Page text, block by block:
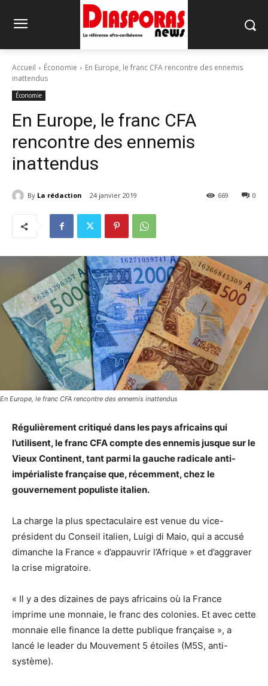
Accueil Économie
En Europe, le franc CFA rencontre des ennemis
inattendus
Économie
En Europe, le franc CFA
rencontre des ennemis
inattendus
By La rédaction 24 janvier 2019 0
669
En Europe, le franc CFA rencontre des ennemis inattendus
Régulièrement critiqué dans les pays africains qui
l’utilisent, le franc CFA compte des ennemis jusque sur le
Vieux Continent, tant parmi la gauche radicale anti-
impérialiste française que, récemment, chez le
gouvernement populiste italien.
La charge la plus spectaculaire est venue du vice-
président du Conseil italien, Luigi di Maio, qui a accusé
dimanche la France « d’appauvrir l’Afrique » et d’aggraver
la crise migratoire.
« Il y a des dizaines de pays africains où la France
imprime une monnaie, le franc des colonies. Et avec cette
monnaie elle finance la dette publique française », a
lancé le leader du Mouvement 5 étoiles (M5S, anti-
système).